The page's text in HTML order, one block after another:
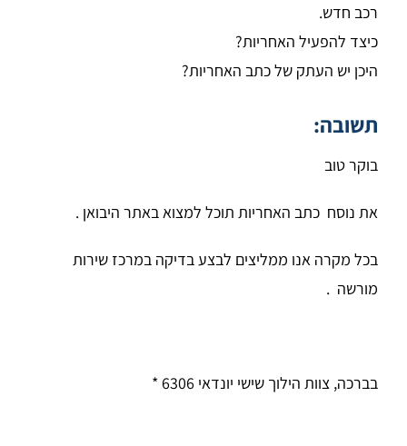
רכב חדש.
כיצד להפעיל האחריות?
היכן יש העתק של כתב האחריות?
תשובה:
בוקר טוב
את נוסח כתב האחריות תוכל למצוא באתר היבואן .
בכל מקרה אנו ממליצים לבצע בדיקה במרכז שירות
מורשה .
בברכה, צוות הילוך שישי יונדאי 6306 *